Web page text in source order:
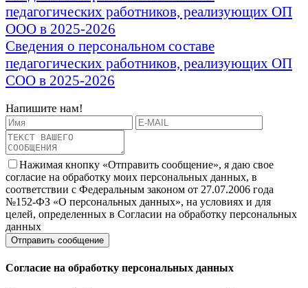
педагогических работников, реализующих ОП
ООО в 2025-2026
Сведения о персональном составе
педагогических работников, реализующих ОП
СОО в 2025-2026
Напишите нам!
Нажимая кнопку «Отправить сообщение», я даю свое
согласие на обработку моих персональных данных, в
соответствии с Федеральным законом от 27.07.2006 года
№152-ФЗ «О персональных данных», на условиях и для
целей, определенных в Согласии на обработку персональных
данных
Согласие на обработку персональных данных